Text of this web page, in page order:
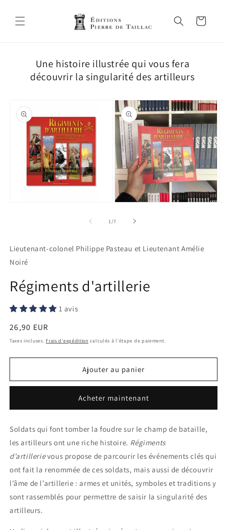
au
Panier
Une histoire illustrée qui vous fera
découvrir la singularité des artilleurs
informations
produits
fenêtre
modale
média
fenêtre
1/de
7
Lieutenant-colonel Philippe Pasteau et Lieutenant Amélie
Noiré
Régiments d'artillerie
1 avis
Prix
habituel
26,90 EUR
Taxes incluses. Frais d'expédition calculés à l'étape de paiement.
Ajouter au panier
Acheter maintenant
Soldats qui font tomber la foudre sur le champ de bataille,
les artilleurs ont une riche histoire. Régiments
d’artillerievous propose de parcourir les événements clés qui
ont fait la renommée de ces soldats, mais aussi de découvrir
l’âme de l’artillerie : armes et unités, symboles et traditions y
sont rassemblés pour permettre de saisir la singularité des
artilleurs.